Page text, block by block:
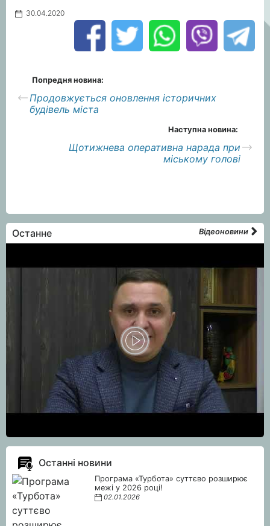
30.04.2020
Попредня новина:
Продовжується оновлення історичних
будівель міста
Наступна новина:
Щотижнева оперативна нарада при
міському голові
Останне Відеоновини
Останні новини
Програма «Турбота» суттєво розширює
межі у 2026 році!
02.01.2026